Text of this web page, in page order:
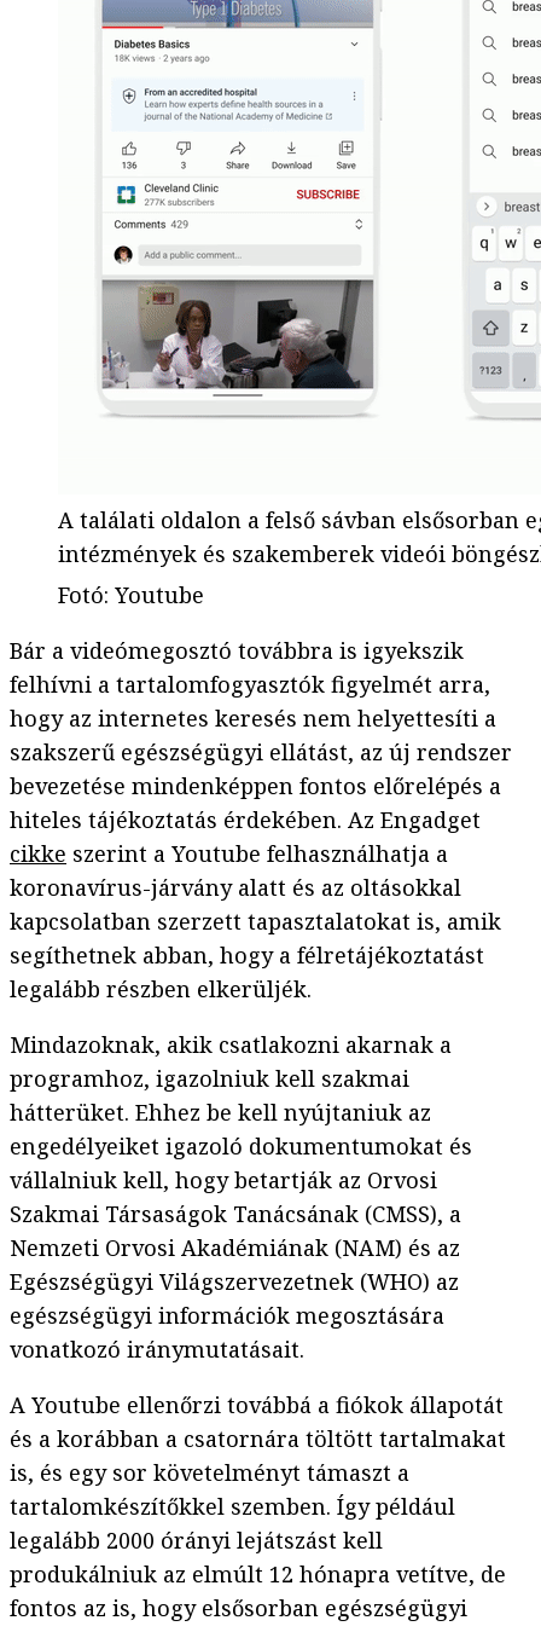
A találati oldalon a felső sávban elsősorban
intézmények és szakemberek videói
Fotó: Youtube
Bár a videómegosztó továbbra is igyekszik
felhívni a tartalomfogyasztók figyelmét arra,
hogy az internetes keresés nem helyettesíti a
szakszerű egészségügyi ellátást, az új rendszer
bevezetése mindenképpen fontos előrelépés a
hiteles tájékoztatás érdekében. Az Engadget
cikke szerint a Youtube felhasználhatja a
koronavírus-járvány alatt és az oltásokkal
kapcsolatban szerzett tapasztalatokat is, amik
segíthetnek abban, hogy a félretájékoztatást
legalább részben elkerüljék.
Mindazoknak, akik csatlakozni akarnak a
programhoz, igazolniuk kell szakmai
hátterüket. Ehhez be kell nyújtaniuk az
engedélyeiket igazoló dokumentumokat és
vállalniuk kell, hogy betartják az Orvosi
Szakmai Társaságok Tanácsának (CMSS), a
Nemzeti Orvosi Akadémiának (NAM) és az
Egészségügyi Világszervezetnek (WHO) az
egészségügyi információk megosztására
vonatkozó iránymutatásait.
A Youtube ellenőrzi továbbá a fiókok állapotát
és a korábban a csatornára töltött tartalmakat
is, és egy sor követelményt támaszt a
tartalomkészítőkkel szemben. Így például
legalább 2000 órányi lejátszást kell
produkálniuk az elmúlt 12 hónapra vetítve, de
fontos az is, hogy elsősorban egészségügyi